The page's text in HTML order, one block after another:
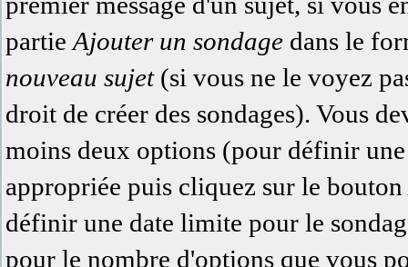
partie Ajouter un sondage dans le
nouveau sujet(si vous ne le voyez
droit de créer des sondages). Vous
moins deux options (pour définir
appropriée puis cliquez sur le bouton
définir une date limite pour le
pour le nombre d'options que vous